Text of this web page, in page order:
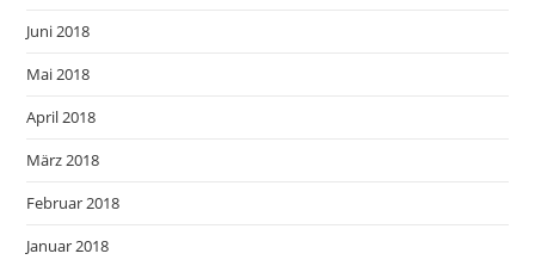
Juni 2018
Mai 2018
April 2018
März 2018
Februar 2018
Januar 2018